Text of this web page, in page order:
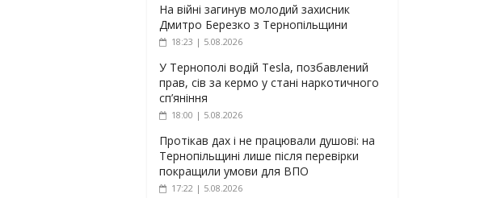
На війні загинув молодий захисник
Дмитро Березко з Тернопільщини
18:23 | 5.08.2026
У Тернополі водій Tesla, позбавлений
прав, сів за кермо у стані наркотичного
сп’яніння
18:00 | 5.08.2026
Протікав дах і не працювали душові: на
Тернопільщині лише після перевірки
покращили умови для ВПО
17:22 | 5.08.2026